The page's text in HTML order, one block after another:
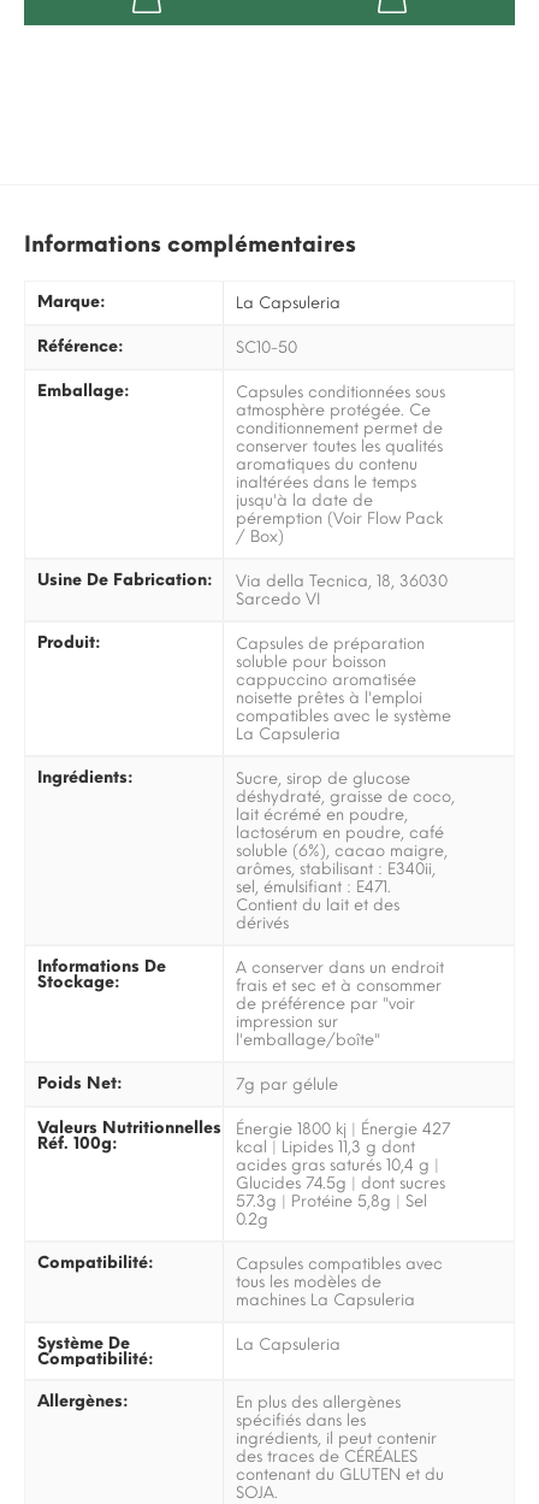
Informations complémentaires
Marque: La Capsuleria
Référence: SC10-50
Emballage:
Capsules conditionnées sous
atmosphère protégée. Ce
conditionnement permet de
conserver toutes les qualités
aromatiques du contenu
inaltérées dans le temps
jusqu'à la date de
péremption (Voir Flow Pack
/ Box)
Usine De Fabrication:
Via della Tecnica, 18, 36030
Sarcedo VI
Produit:
Capsules de préparation
soluble pour boisson
cappuccino aromatisée
noisette prêtes à l'emploi
compatibles avec le système
La Capsuleria
Ingrédients:
Sucre, sirop de glucose
déshydraté, graisse de coco,
lait écrémé en poudre,
lactosérum en poudre, café
soluble (6%), cacao maigre,
arômes, stabilisant : E340ii,
sel, émulsifiant : E471.
Contient du lait et des
dérivés
Informations De
Stockage:
A conserver dans un endroit
frais et sec et à consommer
de préférence par "voir
impression sur
l'emballage/boîte"
Poids Net: 7g par gélule
Valeurs Nutritionnelles
Réf. 100g:
Énergie 1800 kj | Énergie 427
kcal | Lipides 11,3 g dont
acides gras saturés 10,4 g |
Glucides 74.5g | dont sucres
57.3g | Protéine 5,8g | Sel
0.2g
Compatibilité:
Capsules compatibles avec
tous les modèles de
machines La Capsuleria
Système De
Compatibilité:
La Capsuleria
Allergènes:
En plus des allergènes
spécifiés dans les
ingrédients, il peut contenir
des traces de CÉRÉALES
contenant du GLUTEN et du
SOJA.